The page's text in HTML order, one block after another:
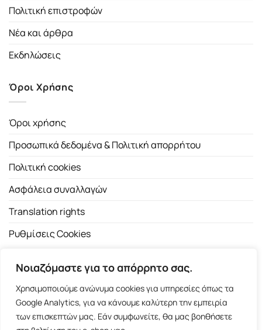
Νοιαζόμαστε για το απόρρητο σας.
Χρησιμοποιούμε ανώνυμα cookies για υπηρεσίες όπως τα
Google Analytics, για να κάνουμε καλύτερη την εμπειρία
των επισκεπτών μας. Εάν συμφωνείτε, θα μας βοηθήσετε
Πολιτική επιστροφών
Νέα και άρθρα
Εκδηλώσεις
Όροι Χρήσης
Όροι χρήσης
Προσωπικά δεδομένα & Πολιτική απορρήτου
Πολιτική cookies
Ασφάλεια συναλλαγών
Translation rights
Ρυθμίσεις Cookies
Copyright 2026 ©Εκδοτικός Οίκος Α.Α. Λιβάνη| All rights